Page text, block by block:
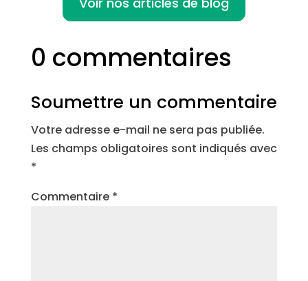
0 commentaires
Soumettre un commentaire
Votre adresse e-mail ne sera pas publiée.
Les champs obligatoires sont indiqués avec
*
Commentaire *